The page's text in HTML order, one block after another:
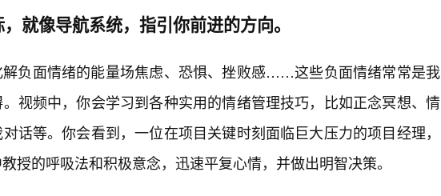
就像导航系统，指引你前进的方向。
负面情绪的能量场焦虑、恐惧、挫败感……这些负面情绪常常是我
视频中，你会学习到各种实用的情绪管理技巧，比如正念冥想、情
话等。你会看到，一位在项目关键时刻面临巨大压力的项目经理，
授的呼吸法和积极意念，迅速平复心情，并做出明智决策。